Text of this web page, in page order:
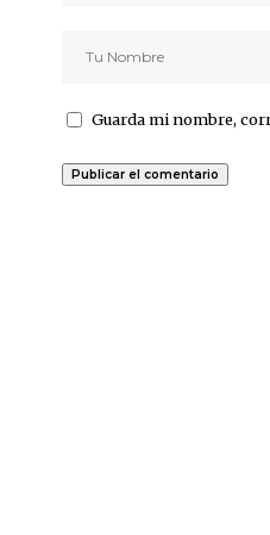
Guarda mi nombre,